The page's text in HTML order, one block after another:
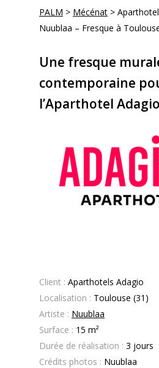
PALM > Mécénat >
Nuublaa – Fresque à
Une fresque
contemporaine
l’Aparthotel
Client : Aparthotels Adagio
Localisation : Toulouse (31)
Artiste : Nuublaa
Surface : 15 m²
Durée de réalisation : 3 jours
Crédits photos : Nuublaa